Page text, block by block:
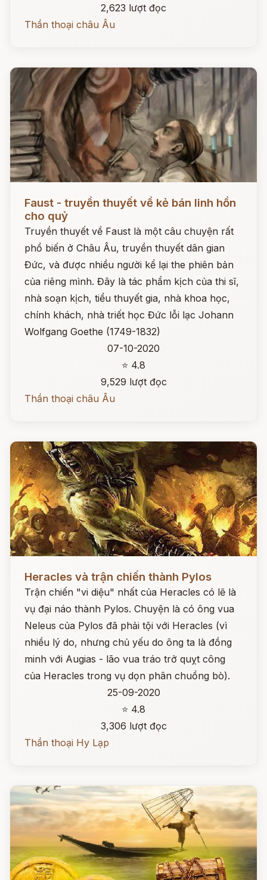
2,623 lượt đọc
Thần thoại châu Âu
Faust - truyền thuyết về kẻ bán linh hồn
cho quỷ
Truyền thuyết về Faust là một câu chuyện rất
phổ biến ở Châu Âu, truyền thuyết dân gian
Đức, và được nhiều người kể lại the phiên bản
của riêng mình. Đây là tác phẩm kịch của thi sĩ,
nhà soạn kịch, tiểu thuyết gia, nhà khoa học,
chính khách, nhà triết học Đức lỗi lạc Johann
Wolfgang Goethe (1749-1832)
07-10-2020
⭐ 4.8
9,529 lượt đọc
Thần thoại châu Âu
Heracles và trận chiến thành Pylos
Trận chiến "vi diệu" nhất của Heracles có lẽ là
vụ đại náo thành Pylos. Chuyện là có ông vua
Neleus của Pylos đã phải tội với Heracles (vì
nhiều lý do, nhưng chủ yếu do ông ta là đồng
minh với Augias - lão vua tráo trở quỵt công
của Heracles trong vụ dọn phân chuồng bò).
25-09-2020
⭐ 4.8
3,306 lượt đọc
Thần thoại Hy Lạp